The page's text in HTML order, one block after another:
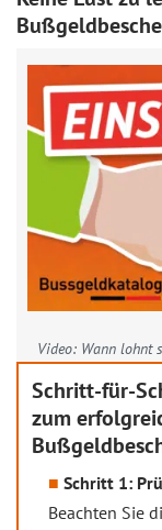
Video: Wann lohnt
Schritt-für-
zum
Schritt 1:
Beachten Sie